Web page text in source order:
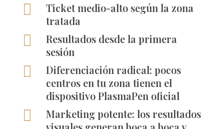

Ticket medio-alto según la zona
tratada

Resultados desde la primera
sesión

Diferenciación radical: pocos
centros en tu zona tienen el
dispositivo PlasmaPen oficial

Marketing potente: los resultados